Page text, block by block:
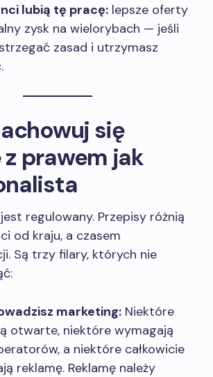
lubią tę pracę: lepsze oferty
zysk na wielorybach — jeśli
zasad i utrzymasz
się
prawem jak
regulowany. Przepisy różnią
od kraju, a czasem
Są trzy filary, których nie
marketing: Niektóre
otwarte, niektóre wymagają
a niektóre całkowicie
reklamę. Reklamę należy